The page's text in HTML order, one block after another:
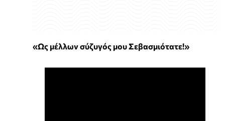
«Ως μέλλων σύζυγός μου Σεβασμιότατε!»